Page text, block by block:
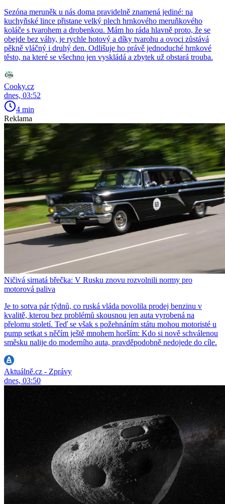
Sezóna meruněk u nás doma pravidelně znamená jediné: na
kuchyňské lince přistane velký plech hrnkového meruňkového
koláče s tvarohem a drobenkou. Mám ho ráda hlavně proto, že se
obejde bez váhy, je rychle hotový a díky tvarohu a ovoci zůstává
pěkně vláčný i druhý den. Odlišuje ho právě jednoduché hrnkové
těsto, na které se všechno jen vyskládá a zbytek už obstará trouba.
Cooky.cz
dnes, 03:52
4 min
Reklama
Ničivá sirnatá břečka: V Rusku znovu rozvolnili normy pro
motorová paliva
Je to sotva pár týdnů, co ruská vláda povolila prodej benzinu v
kvalitě, kterou bez problémů skousnou jen auta vyrobená na
přelomu století. Teď se však s požehnáním státu mohou motoristé u
pump setkat s něčím ještě mnohem horším: Kdo si nově schválenou
směsku nalije do moderního auta, pravděpodobně nedojede do cíle.
Aktuálně.cz - Zprávy
dnes, 03:50